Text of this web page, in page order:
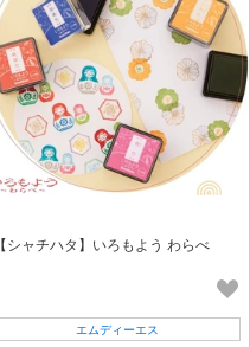
【シャチハタ】いろもよう わらべ
エムディーエス